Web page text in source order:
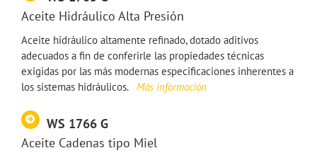
Aceite Hidráulico Alta Presión
Aceite hidráulico altamente refinado, dotado aditivos
adecuados a fin de conferirle las propiedades técnicas
exigidas por las más modernas especificaciones inherentes a
los sistemas hidráulicos. Más información
WS 1766 G
Aceite Cadenas tipo Miel